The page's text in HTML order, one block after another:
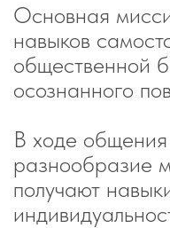
Основная
навыков
общественной
осознанного
В ходе общения
разнообразие
получают